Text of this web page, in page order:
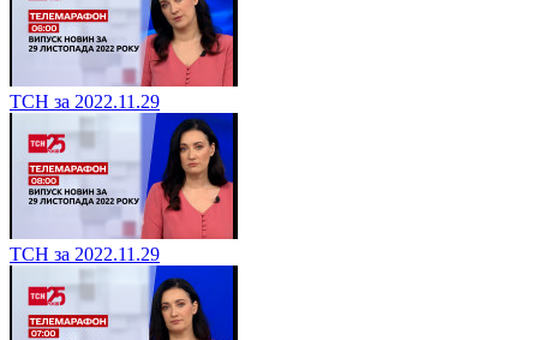
ТСН за 2022.11.29
ТСН за 2022.11.29